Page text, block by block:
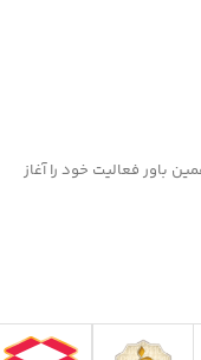
باور فعالیت خود را آغاز